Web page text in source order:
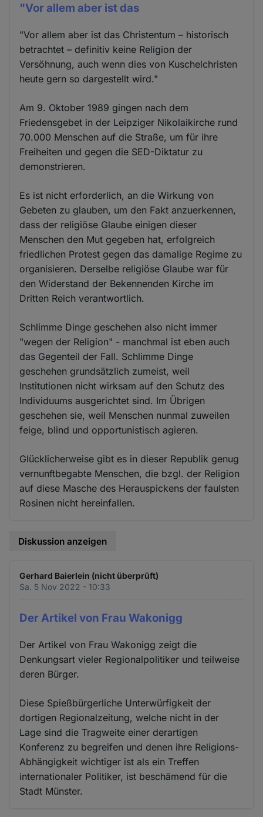
"Vor allem aber ist das
"Vor allem aber ist das Christentum – historisch
betrachtet – definitiv keine Religion der
Versöhnung, auch wenn dies von Kuschelchristen
heute gern so dargestellt wird."
Am 9. Oktober 1989 gingen nach dem
Friedensgebet in der Leipziger Nikolaikirche rund
70.000 Menschen auf die Straße, um für ihre
Freiheiten und gegen die SED-Diktatur zu
demonstrieren.
Es ist nicht erforderlich, an die Wirkung von
Gebeten zu glauben, um den Fakt anzuerkennen,
dass der religiöse Glaube einigen dieser
Menschen den Mut gegeben hat, erfolgreich
friedlichen Protest gegen das damalige Regime zu
organisieren. Derselbe religiöse Glaube war für
den Widerstand der Bekennenden Kirche im
Dritten Reich verantwortlich.
Schlimme Dinge geschehen also nicht immer
"wegen der Religion" - manchmal ist eben auch
das Gegenteil der Fall. Schlimme Dinge
geschehen grundsätzlich zumeist, weil
Institutionen nicht wirksam auf den Schutz des
Individuums ausgerichtet sind. Im Übrigen
geschehen sie, weil Menschen nunmal zuweilen
feige, blind und opportunistisch agieren.
Glücklicherweise gibt es in dieser Republik genug
vernunftbegabte Menschen, die bzgl. der Religion
auf diese Masche des Herauspickens der faulsten
Rosinen nicht hereinfallen.
Diskussion anzeigen
Gerhard Baierlein (nicht überprüft)
Sa. 5 Nov 2022 - 10:33
Der Artikel von Frau Wakonigg
Der Artikel von Frau Wakonigg zeigt die
Denkungsart vieler Regionalpolitiker und teilweise
deren Bürger.
Diese Spießbürgerliche Unterwürfigkeit der
dortigen Regionalzeitung, welche nicht in der
Lage sind die Tragweite einer derartigen
Konferenz zu begreifen und denen ihre Religions-
Abhängigkeit wichtiger ist als ein Treffen
internationaler Politiker, ist beschämend für die
Stadt Münster.